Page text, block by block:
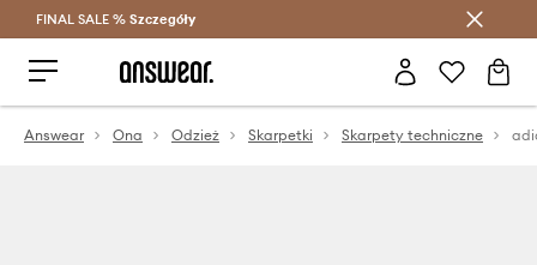
Oszczędzaj z Answear Club >
FINAL SALE % Szczegóły
Answear Ona Odzież Skarpetki Skarpety techniczne